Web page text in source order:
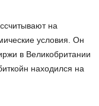
на
условия. Он
в Великобритании
находился на